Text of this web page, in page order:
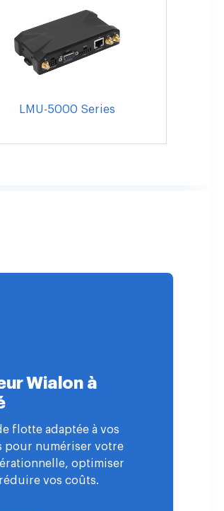
LMU-5000 Series
Wialon à
flotte adaptée à vos
pour numériser votre
optimiser
vos coûts.